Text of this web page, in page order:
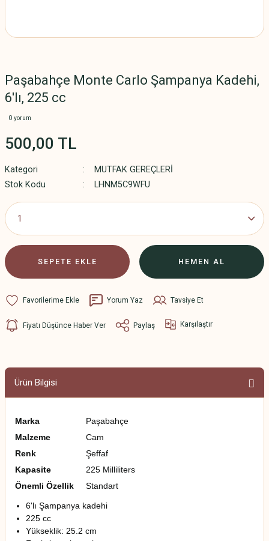
Paşabahçe Monte Carlo Şampanya Kadehi,
6'lı, 225 cc
0 yorum
500,00 TL
Kategori
MUTFAK GEREÇLERİ
Stok Kodu
LHNM5C9WFU
SEPETE EKLE HEMEN AL
Yorum Yaz Tavsiye Et
Fiyatı Düşünce Haber Ver Paylaş Karşılaştır
Ürün Bilgisi
Marka
Paşabahçe
Malzeme
Cam
Renk
Şeffaf
Kapasite
225 Milliliters
Önemli Özellik
Standart
6'lı Şampanya kadehi
225 cc
Yükseklik: 25.2 cm